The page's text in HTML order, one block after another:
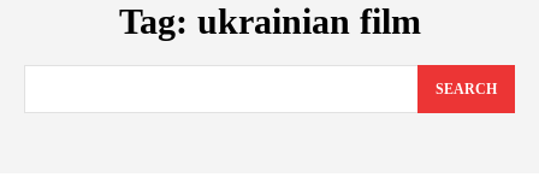
Tag: ukrainian film
SEARCH